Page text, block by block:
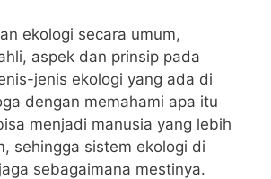
ekologi secara umum,
aspek dan prinsip pada
jenis ekologi yang ada di
dengan memahami apa itu
menjadi manusia yang lebih
sehingga sistem ekologi di
sebagaimana mestinya.